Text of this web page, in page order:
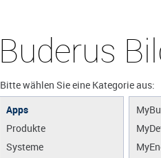
Buderus
Bitte wählen Sie eine Kategorie aus:
Apps
Produkte
Systeme